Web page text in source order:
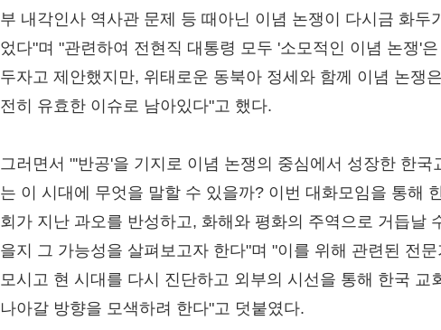
부 내각인사 역사관 문제 등 때아닌 이념 논쟁이 다시금 화두
었다"며 "관련하여 전현직 대통령 모두 '소모적인 이념 논쟁'
두자고 제안했지만, 위태로운 동북아 정세와 함께 이념 논쟁
전히 유효한 이슈로 남아있다"고 했다.
그러면서 "'반공'을 기지로 이념 논쟁의 중심에서 성장한 한국
는 이 시대에 무엇을 말할 수 있을까? 이번 대화모임을 통해
회가 지난 과오를 반성하고, 화해와 평화의 주역으로 거듭날
을지 그 가능성을 살펴보고자 한다"며 "이를 위해 관련된 전
모시고 현 시대를 다시 진단하고 외부의 시선을 통해 한국 교
나아갈 방향을 모색하려 한다"고 덧붙였다.